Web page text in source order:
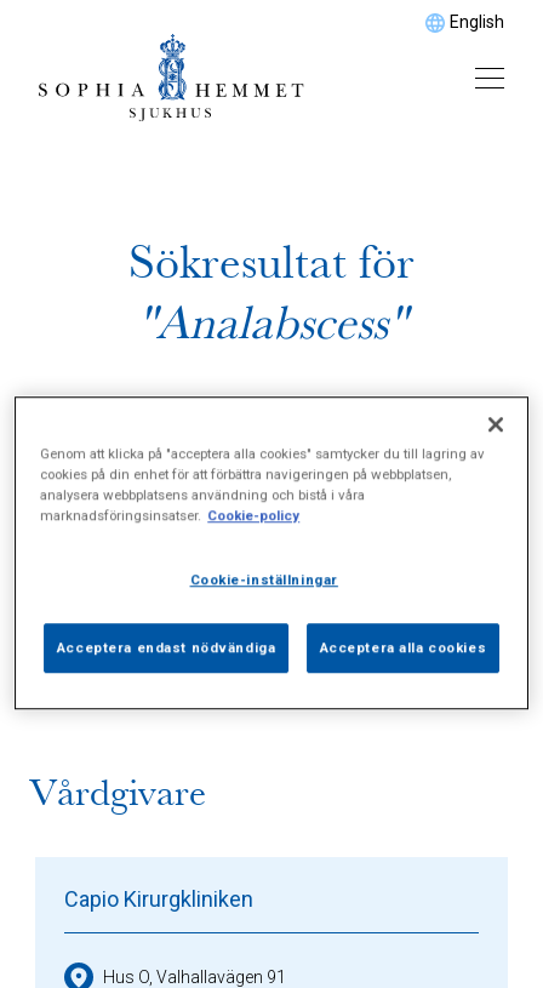
English
Sökresultat för
"Analabscess"
Sidor (0) Press (0) Sophianytt (0)
Vårdgivare
Capio Kirurgkliniken
Hus O, Valhallavägen 91
Genom att klicka på "acceptera alla cookies" samtycker du till lagring av
cookies på din enhet för att förbättra navigeringen på webbplatsen,
analysera webbplatsens användning och bistå i våra
marknadsföringsinsatser. Cookie-policy
Cookie-inställningar
Acceptera endast nödvändiga Acceptera alla cookies